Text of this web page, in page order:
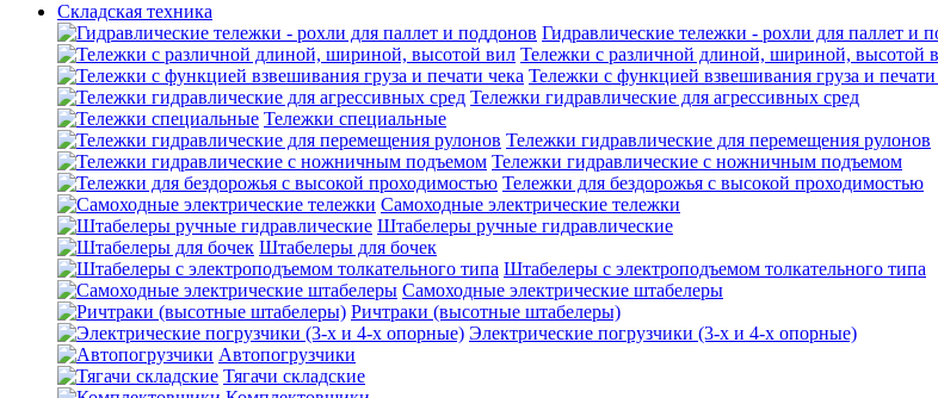
Складская техника
Гидравлические тележки - рохли для паллет и
Тележки с различной длиной, шириной, высотой
Тележки с функцией взвешивания груза и печати
Тележки гидравлические для агрессивных сред
Тележки специальные
Тележки гидравлические для перемещения рулонов
Тележки гидравлические с ножничным подъемом
Тележки для бездорожья с высокой проходимостью
Самоходные электрические тележки
Штабелеры ручные гидравлические
Штабелеры для бочек
Штабелеры с электроподъемом толкательного типа
Самоходные электрические штабелеры
Ричтраки (высотные штабелеры)
Электрические погрузчики (3-х и 4-х опорные)
Автопогрузчики
Тягачи складские